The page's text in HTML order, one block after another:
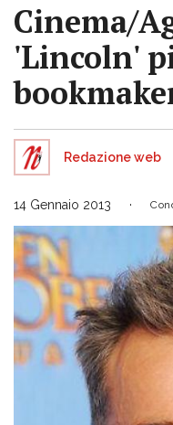
Cinema/
'Lincoln'
Redazione web
14 Gennaio 2013